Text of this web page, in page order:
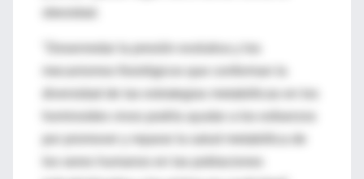
mecanismos fisiológicos que conforman la
diversidad de las estrategias metabólicas en los